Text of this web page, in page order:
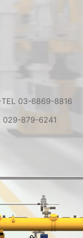
TEL 03-6869-8816
029-879-6241